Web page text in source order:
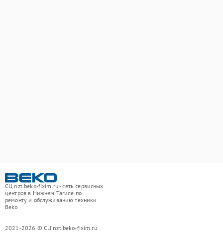
СЦ nzt.beko-fixim.ru - сеть сервисных
центров в Нижнем Тагиле по
ремонту и обслуживанию техники
Beko
2021-2026 © СЦ nzt.beko-fixim.ru